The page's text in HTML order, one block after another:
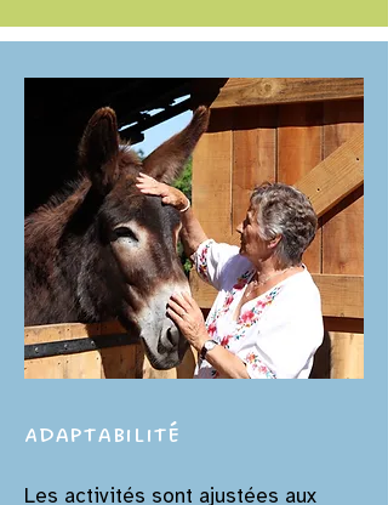
Adaptabilité
Les activités sont ajustées aux